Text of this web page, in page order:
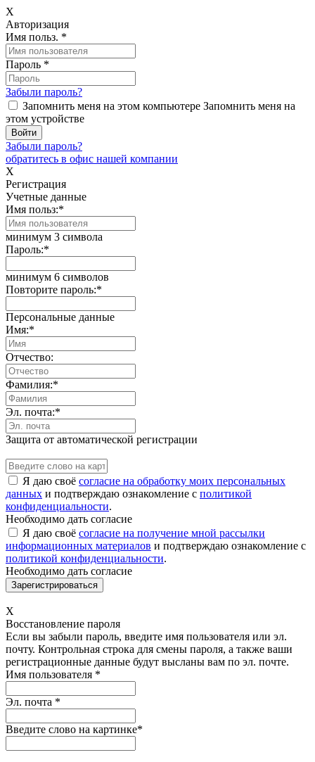
X
Авторизация
Имя польз. *
Пароль *
Забыли пароль?
Запомнить меня на этом компьютере Запомнить меня на
этом устройстве
Забыли пароль?
обратитесь в офис нашей компании
X
Регистрация
Учетные данные
Имя польз:*
минимум 3 символа
Пароль:*
минимум 6 символов
Повторите пароль:*
Персональные данные
Имя:*
Отчество:
Фамилия:*
Эл. почта:*
Защита от автоматической регистрации
Я даю своё согласие на обработку моих персональных
данных и подтверждаю ознакомление с политикой
конфиденциальности.
Необходимо дать согласие
Я даю своё согласие на получение мной рассылки
информационных материалов и подтверждаю ознакомление с
политикой конфиденциальности.
Необходимо дать согласие
X
Восстановление пароля
Если вы забыли пароль, введите имя пользователя или эл.
почту. Контрольная строка для смены пароля, а также ваши
регистрационные данные будут высланы вам по эл. почте.
Имя пользователя *
Эл. почта *
Введите слово на картинке*